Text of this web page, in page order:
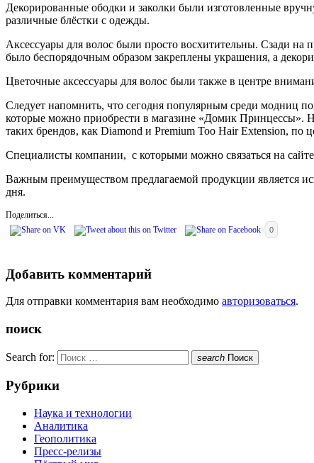
Декорированные ободки и заколки были изготовленные
различные блёстки с одежды.
Аксессуары для волос были просто восхитительны. Сзади на
было беспорядочным образом закреплены украшения, а
Цветочные аксессуары для волос были также в центре
Следует напомнить, что сегодня популярным среди модниц
которые можно приобрести в магазине «Домик Принцессы».
таких брендов, как Diamond и Premium Too Hair Extension, по
Специалисты компании, с которыми можно связаться на
Важным преимуществом предлагаемой продукции является
дня.
Поделиться...
0
Добавить комментарий
Для отправки комментария вам необходимо авторизоваться.
поиск
Search for: search Поиск
Рубрики
Наука и технологии
Аналитика
Геополитика
Пресс-релизы